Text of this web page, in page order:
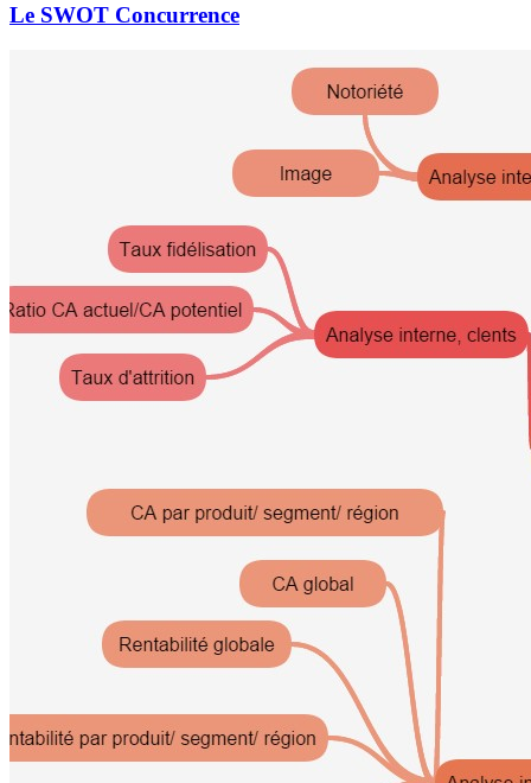
Le SWOT Concurrence